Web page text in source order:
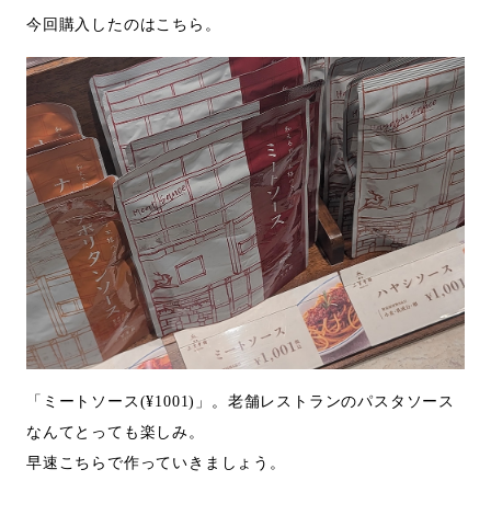
今回購入したのはこちら。
「ミートソース(¥1001)」。老舗レストランのパスタソース
なんてとっても楽しみ。
早速こちらで作っていきましょう。